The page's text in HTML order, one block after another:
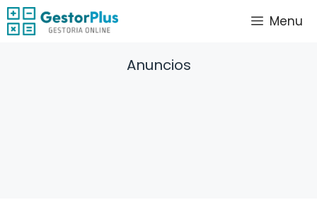
Saltar
al
Menu
Anuncios